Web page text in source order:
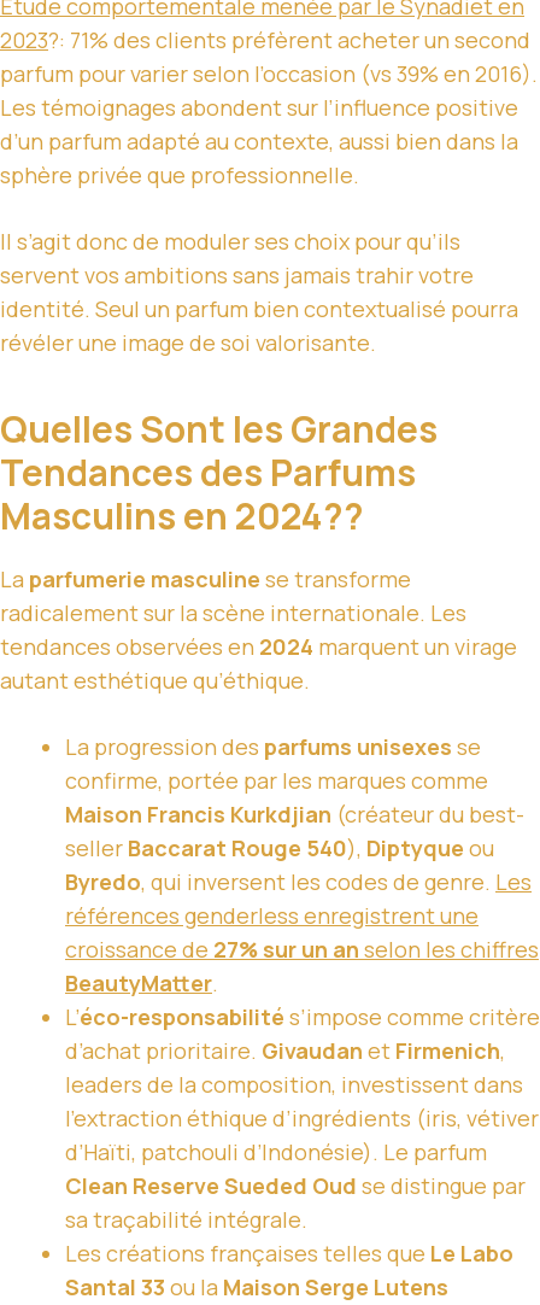
Étude comportementale menée par le Synadiet en
2023?: 71% des clients préfèrent acheter un second
parfum pour varier selon l’occasion (vs 39% en 2016).
Les témoignages abondent sur l’influence positive
d’un parfum adapté au contexte, aussi bien dans la
sphère privée que professionnelle.
Il s’agit donc de moduler ses choix pour qu’ils
servent vos ambitions sans jamais trahir votre
identité. Seul un parfum bien contextualisé pourra
révéler une image de soi valorisante.
Quelles Sont les Grandes
Tendances des Parfums
Masculins en 2024??
La parfumerie masculine se transforme
radicalement sur la scène internationale. Les
tendances observées en 2024 marquent un virage
autant esthétique qu’éthique.
La progression des parfums unisexes se
confirme, portée par les marques comme
Maison Francis Kurkdjian (créateur du best-
seller Baccarat Rouge 540), Diptyque ou
Byredo, qui inversent les codes de genre. Les
références genderless enregistrent une
croissance de 27% sur un an selon les chiffres
BeautyMatter.
L’éco-responsabilité s’impose comme critère
d’achat prioritaire. Givaudan et Firmenich,
leaders de la composition, investissent dans
l’extraction éthique d’ingrédients (iris, vétiver
d’Haïti, patchouli d’Indonésie). Le parfum
Clean Reserve Sueded Oud se distingue par
sa traçabilité intégrale.
Les créations françaises telles que Le Labo
Santal 33 ou la Maison Serge Lutens